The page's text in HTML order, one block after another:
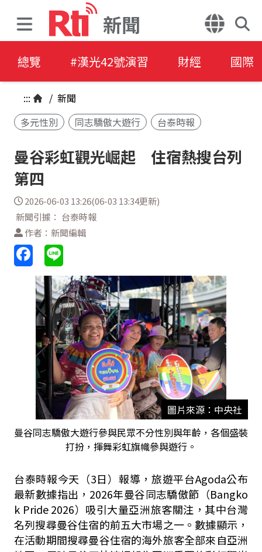
新聞
總覽 #漢光42號演習 財經 國際
::: / 新聞
多元性別
同志驕傲大遊行 台泰時報
曼谷彩虹觀光崛起 住宿熱搜台列
第四
2026-06-03 13:26(06-03 13:34更新)
新聞引據： 台泰時報
作者：新聞編輯
圖片來源：中央社
曼谷同志驕傲大遊行參與民眾不分性別與年齡，各個盛裝
打扮，揮舞彩虹旗幟參與遊行。
台泰時報今天（3日）報導，旅遊平台Agoda公布
最新數據指出，2026年曼谷同志驕傲節（Bangko
k Pride 2026）吸引大量亞洲旅客關注，其中台灣
名列搜尋曼谷住宿的前五大市場之一。數據顯示，
在活動期間搜尋曼谷住宿的海外旅客全部來自亞洲